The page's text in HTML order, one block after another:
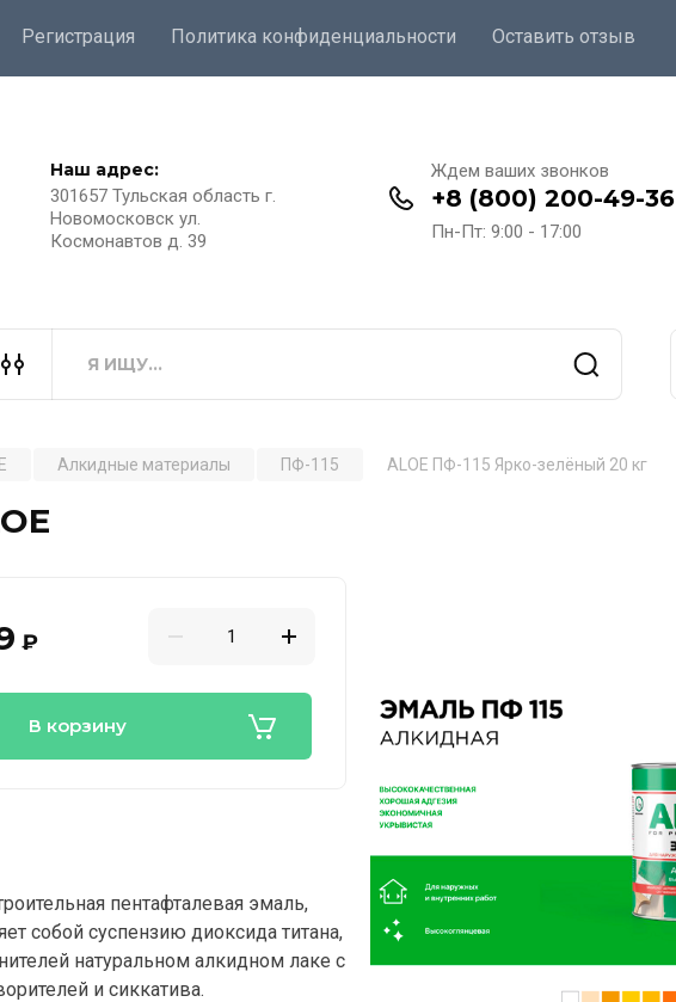
Регистрация Политика конфиденциальности Оставить отзыв
Наш адрес:
301657 Тульская область г.
Новомосковск ул.
Космонавтов д. 39
Ждем ваших звонков
+8 (800) 200-49-36
Пн-Пт: 9:00 - 17:00
Алкидные материалы ПФ-115 ALOE ПФ-115 Ярко-зелёный 20 кг
₽
В корзину
пентафталевая эмаль,
собой суспензию диоксида титана,
натуральном алкидном лаке с
и сиккатива.